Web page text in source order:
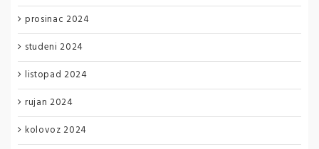
prosinac 2024
studeni 2024
listopad 2024
rujan 2024
kolovoz 2024